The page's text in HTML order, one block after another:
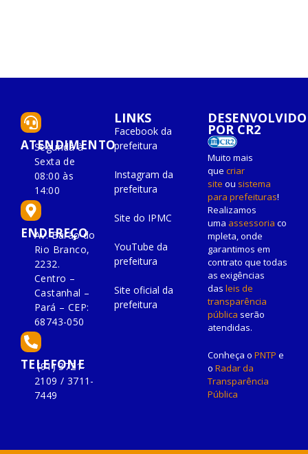
ATENDIMENTO
Segunda à
Sexta de
08:00 às
14:00
ENDEREÇO
Av. Barão do
Rio Branco,
2232.
Centro –
Castanhal –
Pará – CEP:
68743-050
TELEFONE
(91) 3721-
2109 / 3711-
7449
LINKS
Facebook da
prefeitura
Instagram da
prefeitura
Site do IPMC
YouTube da
prefeitura
Site oficial da
prefeitura
DESENVOLVIDO
POR CR2
Muito mais
que criar
site ou sistema
para prefeituras!
Realizamos
uma assessoria co
mpleta, onde
garantimos em
contrato que todas
as exigências
das leis de
transparência
pública serão
atendidas.
Conheça o PNTP e
o Radar da
Transparência
Pública